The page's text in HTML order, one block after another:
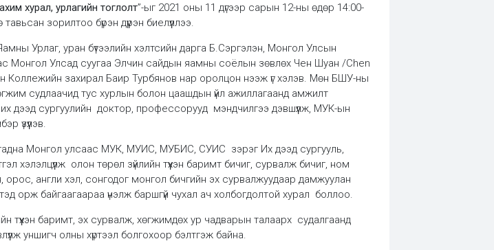
хурал, урлагийн тоглолт”-ыг 2021 оны 11 дүгээр сарын 12-ны өдөр 14:00-
зорилтоо бүрэн дүүрэн биелүүллээ.
Урлаг, уран бүтээлийн хэлтсийн дарга Б.Сэргэлэн, Монгол Улсын
Монгол Улсад суугаа Элчин сайдын яамны соёлын зөвлөх Чен Шуан /Chen
захирал Баир Турбянов нар оролцон нээж үг хэлэв. Мөн БШУ-ны
судлаачид тус хурлын болон цаашдын үйл ажиллагаанд амжилт
дээд сургуулийн доктор, профессорууд мэндчилгээ дэвшүүлж, МУК-ын
үзүүлэв.
Монгол улсаас МУК, МУИС, МУБИС, СУИС зэрэг Их дээд сургууль,
хэлэлцүүлж олон төрөл зүйлийн түүхэн баримт бичиг, сурвалж бичиг, ном
англи хэл, сонгодог монгол бичгийн эх сурвалжуудаар дамжуулан
орж байгаагаараа үнэлж баршгүй чухал ач холбогдолтой хурал боллоо.
баримт, эх сурвалж, хөгжимдөх ур чадварын талаарх судалгаанд
уншигч олны хүртээл болгохоор бэлтгэж байна.